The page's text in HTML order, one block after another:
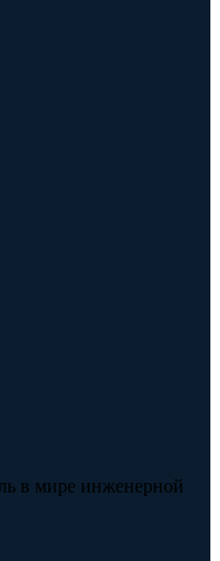
в мире инженерной